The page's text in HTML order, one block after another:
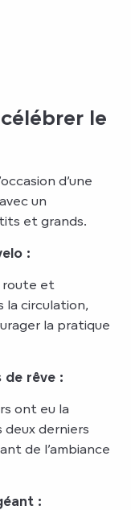
le
d’une
un
et grands.
:
route et
la circulation,
la pratique
de rêve :
ont eu la
deux derniers
de l’ambiance
: